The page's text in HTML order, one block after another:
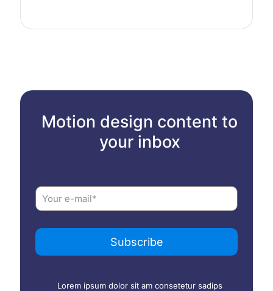
Motion design content to
your inbox
Lorem ipsum dolor sit am consetetur sadips